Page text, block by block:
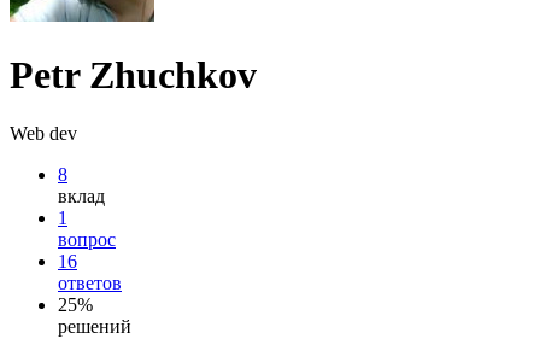
Petr Zhuchkov
Web dev
8
вклад
1
вопрос
16
ответов
25%
решений